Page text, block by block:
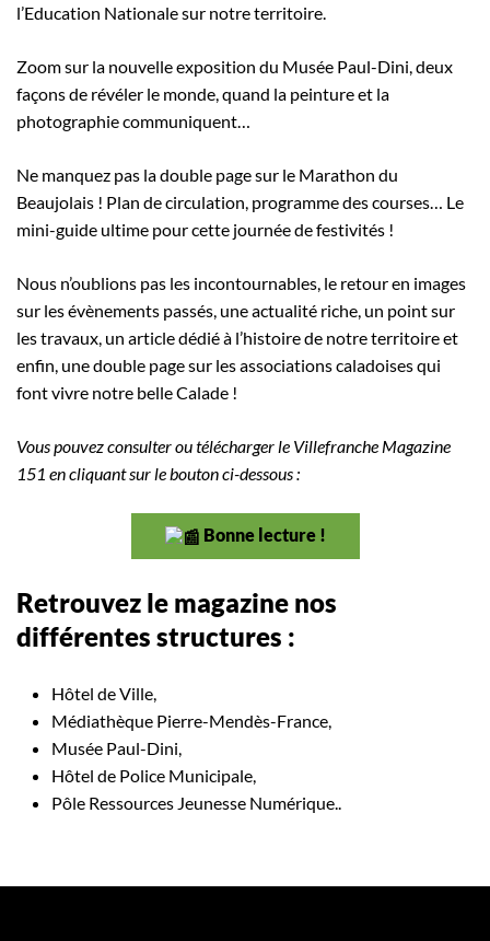
l’Education Nationale sur notre territoire.
Zoom sur la nouvelle exposition du Musée Paul-Dini, deux
façons de révéler le monde, quand la peinture et la
photographie communiquent…
Ne manquez pas la double page sur le Marathon du
Beaujolais ! Plan de circulation, programme des courses… Le
mini-guide ultime pour cette journée de festivités !
Nous n’oublions pas les incontournables, le retour en images
sur les évènements passés, une actualité riche, un point sur
les travaux, un article dédié à l’histoire de notre territoire et
enfin, une double page sur les associations caladoises qui
font vivre notre belle Calade !
Vous pouvez consulter ou télécharger le Villefranche Magazine
151 en cliquant sur le bouton ci-dessous :
Bonne lecture !
Retrouvez le magazine nos
différentes structures :
Hôtel de Ville,
Médiathèque Pierre-Mendès-France,
Musée Paul-Dini,
Hôtel de Police Municipale,
Pôle Ressources Jeunesse Numérique..